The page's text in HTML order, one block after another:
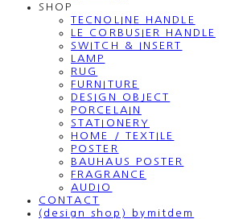
SHOP
TECNOLINE HANDLE
LE CORBUSIER HANDLE
SWITCH & INSERT
LAMP
RUG
FURNITURE
DESIGN OBJECT
PORCELAIN
STATIONERY
HOME / TEXTILE
POSTER
BAUHAUS POSTER
FRAGRANCE
AUDIO
CONTACT
(design shop) bymitdem